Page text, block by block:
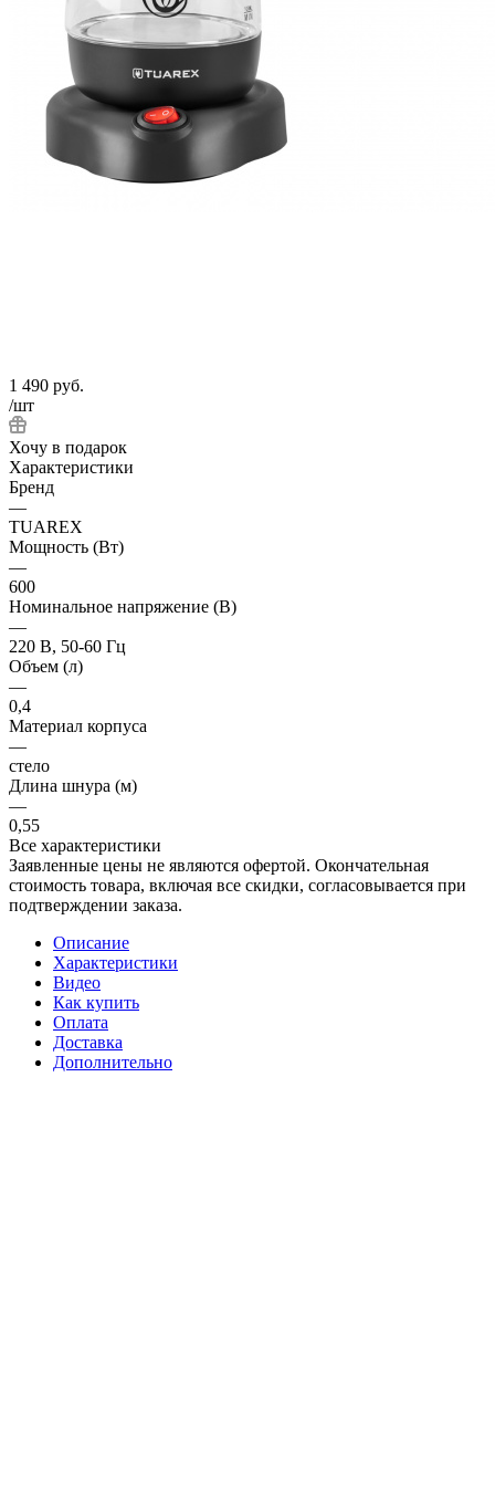
1 490 руб.
/шт
Хочу в подарок
Характеристики
Бренд
—
TUAREX
Мощность (Вт)
—
600
Номинальное напряжение (В)
—
220 В, 50-60 Гц
Объем (л)
—
0,4
Материал корпуса
—
стело
Длина шнура (м)
—
0,55
Все характеристики
Заявленные цены не являются офертой. Окончательная
стоимость товара, включая все скидки, согласовывается при
подтверждении заказа.
Описание
Характеристики
Видео
Как купить
Оплата
Доставка
Дополнительно